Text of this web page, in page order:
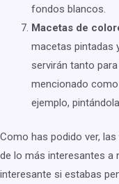
fondos blancos.
Macetas de
macetas pintadas
servirán tanto
mencionado
ejemplo,
Como has podido ver, las
de lo más interesantes a
interesante si estabas